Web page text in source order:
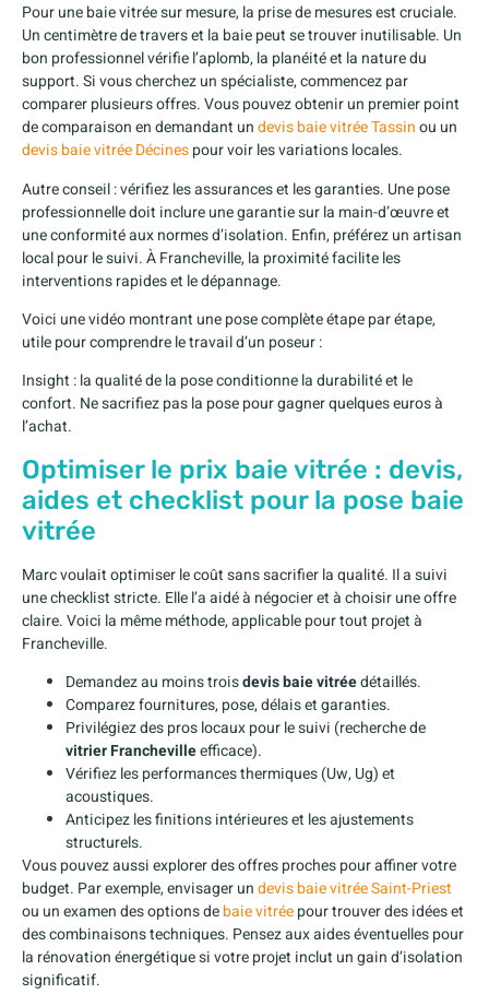
Pour une baie vitrée sur mesure, la prise de mesures est cruciale.
Un centimètre de travers et la baie peut se trouver inutilisable. Un
bon professionnel vérifie l’aplomb, la planéité et la nature du
support. Si vous cherchez un spécialiste, commencez par
comparer plusieurs offres. Vous pouvez obtenir un premier point
de comparaison en demandant undevis baie vitrée Tassinou un
devis baie vitrée Décinespour voir les variations locales.
Autre conseil : vérifiez les assurances et les garanties. Une pose
professionnelle doit inclure une garantie sur la main-d’œuvre et
une conformité aux normes d’isolation. Enfin, préférez un artisan
local pour le suivi. À Francheville, la proximité facilite les
interventions rapides et le dépannage.
Voici une vidéo montrant une pose complète étape par étape,
utile pour comprendre le travail d’un poseur :
Insight : la qualité de la pose conditionne la durabilité et le
confort. Ne sacrifiez pas la pose pour gagner quelques euros à
l’achat.
Optimiser le prix baie vitrée : devis,
aides et checklist pour la pose baie
vitrée
Marc voulait optimiser le coût sans sacrifier la qualité. Il a suivi
une checklist stricte. Elle l’a aidé à négocier et à choisir une offre
claire. Voici la même méthode, applicable pour tout projet à
Francheville.
Demandez au moins troisdevis baie vitréedétaillés.
Comparez fournitures, pose, délais et garanties.
Privilégiez des pros locaux pour le suivi (recherche de
vitrier Franchevilleefficace).
Vérifiez les performances thermiques (Uw, Ug) et
acoustiques.
Anticipez les finitions intérieures et les ajustements
structurels.
Vous pouvez aussi explorer des offres proches pour affiner votre
budget. Par exemple, envisager undevis baie vitrée Saint-Priest
ou un examen des options debaie vitréepour trouver des idées et
des combinaisons techniques. Pensez aux aides éventuelles pour
la rénovation énergétique si votre projet inclut un gain d’isolation
significatif.